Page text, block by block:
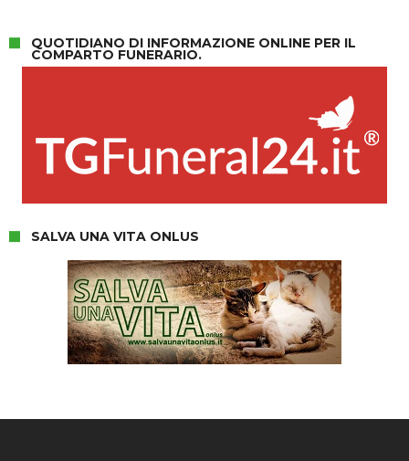
QUOTIDIANO DI INFORMAZIONE ONLINE PER IL
COMPARTO FUNERARIO.
SALVA UNA VITA ONLUS